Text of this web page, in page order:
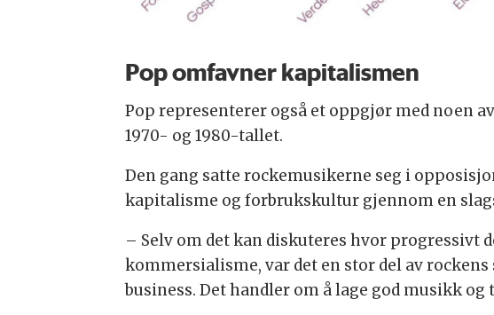
Pop omfavner kapitalismen
Pop representerer også et oppgjør med noen
1970- og 1980-tallet.
Den gang satte rockemusikerne seg i
kapitalisme og forbrukskultur gjennom en
– Selv om det kan diskuteres hvor progressivt
kommersialisme, var det en stor del av
business. Det handler om å lage god musikk